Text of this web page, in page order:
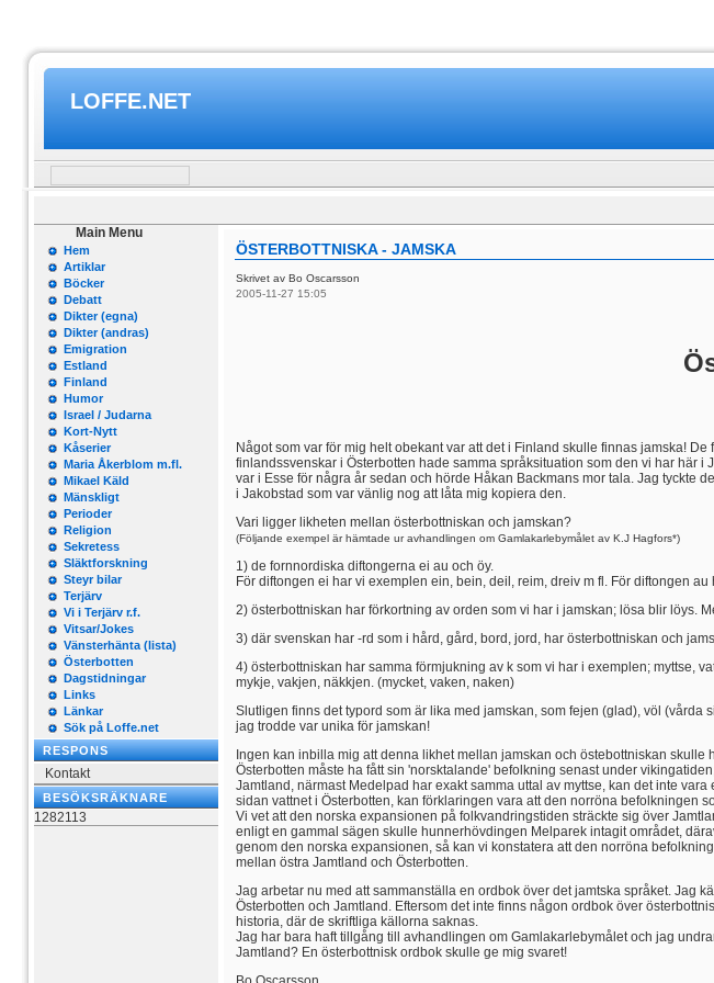
LOFFE.NET
Main Menu
Hem
Artiklar
Böcker
Debatt
Dikter (egna)
Dikter (andras)
Emigration
Estland
Finland
Humor
Israel / Judarna
Kort-Nytt
Kåserier
Maria Åkerblom m.fl.
Mikael Käld
Mänskligt
Perioder
Religion
Sekretess
Släktforskning
Steyr bilar
Terjärv
Vi i Terjärv r.f.
Vitsar/Jokes
Vänsterhänta (lista)
Österbotten
Dagstidningar
Links
Länkar
Sök på Loffe.net
RESPONS
Kontakt
BESÖKSRÄKNARE
1282113
ÖSTERBOTTNISKA - JAMSKA
Skrivet av Bo Oscarsson
2005-11-27 15:05
Något som var för mig helt obekant var att det i Finland skulle finnas jamska!
finlandssvenskar i Österbotten hade samma språksituation som den vi har här
var i Esse för några år sedan och hörde Håkan Backmans mor tala. Jag tyckte
i Jakobstad som var vänlig nog att låta mig kopiera den.
Vari ligger likheten mellan österbottniskan och jamskan?
(Följande exempel är hämtade ur avhandlingen om Gamlakarlebymålet av K.J Hagfors*)
1) de fornnordiska diftongerna ei au och öy.
För diftongen ei har vi exemplen ein, bein, deil, reim, dreiv m fl. För diftongen
2) österbottniskan har förkortning av orden som vi har i jamskan; lösa blir löys.
3) där svenskan har -rd som i hård, gård, bord, jord, har österbottniskan och
4) österbottniskan har samma förmjukning av k som vi har i exemplen; myttse,
mykje, vakjen, näkkjen. (mycket, vaken, naken)
Slutligen finns det typord som är lika med jamskan, som fejen (glad), völ (vårda
jag trodde var unika för jamskan!
Ingen kan inbilla mig att denna likhet mellan jamskan och östebottniskan
Österbotten måste ha fått sin 'norsktalande' befolkning senast under
Jamtland, närmast Medelpad har exakt samma uttal av myttse, kan det inte
sidan vattnet i Österbotten, kan förklaringen vara att den norröna befolkningen
Vi vet att den norska expansionen på folkvandringstiden sträckte sig över
enligt en gammal sägen skulle hunnerhövdingen Melparek intagit området,
genom den norska expansionen, så kan vi konstatera att den norröna
mellan östra Jamtland och Österbotten.
Jag arbetar nu med att sammanställa en ordbok över det jamtska språket. Jag
Österbotten och Jamtland. Eftersom det inte finns någon ordbok över
historia, där de skriftliga källorna saknas.
Jag har bara haft tillgång till avhandlingen om Gamlakarlebymålet och jag
Jamtland? En österbottnisk ordbok skulle ge mig svaret!